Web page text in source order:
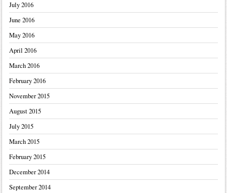
July 2016
June 2016
May 2016
April 2016
March 2016
February 2016
November 2015
August 2015
July 2015
March 2015
February 2015
December 2014
September 2014